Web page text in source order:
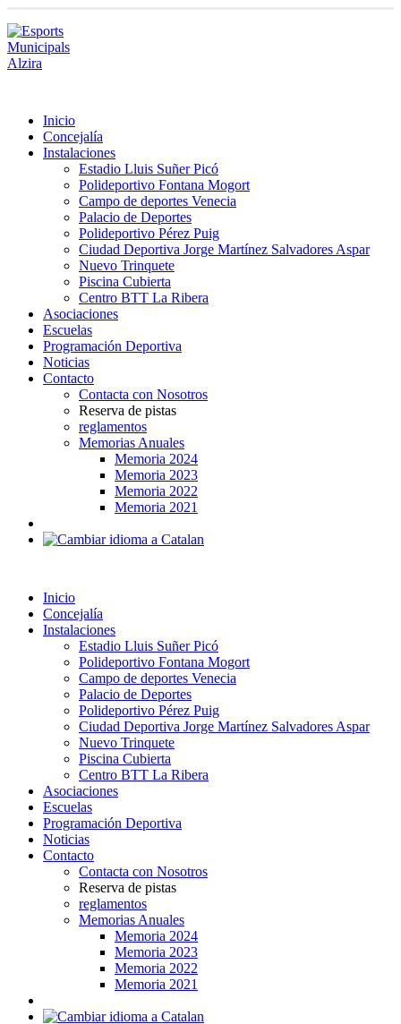
Inicio
Concejalía
Instalaciones
Estadio Lluis Suñer Picó
Polideportivo Fontana Mogort
Campo de deportes Venecia
Palacio de Deportes
Polideportivo Pérez Puig
Ciudad Deportiva Jorge Martínez Salvadores Aspar
Nuevo Trinquete
Piscina Cubierta
Centro BTT La Ribera
Asociaciones
Escuelas
Programación Deportiva
Noticias
Contacto
Contacta con Nosotros
Reserva de pistas
reglamentos
Memorias Anuales
Memoria 2024
Memoria 2023
Memoria 2022
Memoria 2021
Inicio
Concejalía
Instalaciones
Estadio Lluis Suñer Picó
Polideportivo Fontana Mogort
Campo de deportes Venecia
Palacio de Deportes
Polideportivo Pérez Puig
Ciudad Deportiva Jorge Martínez Salvadores Aspar
Nuevo Trinquete
Piscina Cubierta
Centro BTT La Ribera
Asociaciones
Escuelas
Programación Deportiva
Noticias
Contacto
Contacta con Nosotros
Reserva de pistas
reglamentos
Memorias Anuales
Memoria 2024
Memoria 2023
Memoria 2022
Memoria 2021